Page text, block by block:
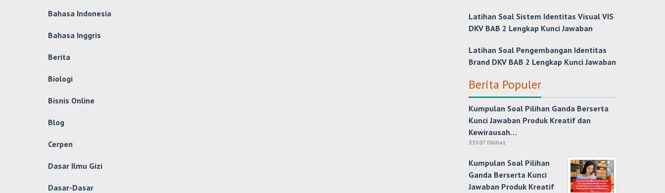
Bahasa Indonesia
Bahasa Inggris
Berita
Biologi
Bisnis Online
Blog
Cerpen
Dasar Ilmu Gizi
Dasar-Dasar
Latihan Soal Sistem Identitas Visual VIS
DKV BAB 2 Lengkap Kunci Jawaban
Latihan Soal Pengembangan Identitas
Brand DKV BAB 2 Lengkap Kunci Jawaban
Berita Populer
Kumpulan Soal Pilihan Ganda Berserta
Kunci Jawaban Produk Kreatif dan
Kewirausah…
33507 Dilihat
Kumpulan Soal Pilihan
Ganda Berserta Kunci
Jawaban Produk Kreatif